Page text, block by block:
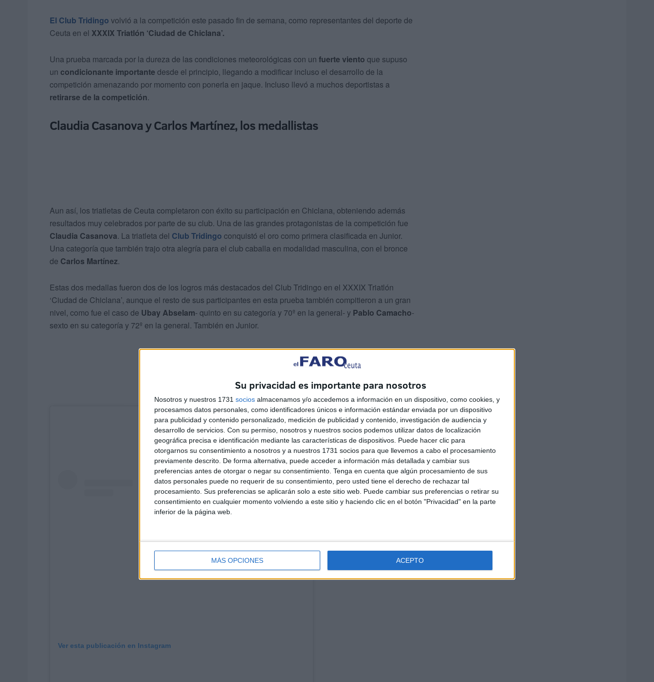
Su privacidad es importante para nosotros
Nosotros y nuestros 1731 socios almacenamos y/o accedemos a información en un dispositivo, como cookies, y
procesamos datos personales, como identificadores únicos e información estándar enviada por un dispositivo
para publicidad y contenido personalizado, medición de publicidad y contenido, investigación de audiencia y
desarrollo de servicios. Con su permiso, nosotros y nuestros socios podemos utilizar datos de localización
geográfica precisa e identificación mediante las características de dispositivos. Puede hacer clic para
otorgarnos su consentimiento a nosotros y a nuestros 1731 socios para que llevemos a cabo el procesamiento
previamente descrito. De forma alternativa, puede acceder a información más detallada y cambiar sus
preferencias antes de otorgar o negar su consentimiento. Tenga en cuenta que algún procesamiento de sus
datos personales puede no requerir de su consentimiento, pero usted tiene el derecho de rechazar tal
procesamiento. Sus preferencias se aplicarán solo a este sitio web. Puede cambiar sus preferencias o retirar su
consentimiento en cualquier momento volviendo a este sitio y haciendo clic en el botón "Privacidad" en la parte
inferior de la página web.
MÁS OPCIONES ACEPTO
El Club Tridingo volvió a la competición este pasado fin de semana, como representantes del deporte de
Ceuta en el XXXIX Triatlón ‘Ciudad de Chiclana’.
Una prueba marcada por la dureza de las condiciones meteorológicas con un fuerte viento que supuso
un condicionante importante desde el principio, llegando a modificar incluso el desarrollo de la
competición amenazando por momento con ponerla en jaque. Incluso llevó a muchos deportistas a
retirarse de la competición.
Claudia Casanova y Carlos Martínez, los medallistas
Aun así, los triatletas de Ceuta completaron con éxito su participación en Chiclana, obteniendo además
resultados muy celebrados por parte de su club. Una de las grandes protagonistas de la competición fue
Claudia Casanova. La triatleta del Club Tridingo conquistó el oro como primera clasificada en Junior.
Una categoría que también trajo otra alegría para el club caballa en modalidad masculina, con el bronce
de Carlos Martínez.
Estas dos medallas fueron dos de los logros más destacados del Club Tridingo en el XXXIX Triatlón
‘Ciudad de Chiclana’, aunque el resto de sus participantes en esta prueba también compitieron a un gran
nivel, como fue el caso de Ubay Abselam- quinto en su categoría y 70º en la general- y Pablo Camacho-
sexto en su categoría y 72º en la general. También en Junior.
Ver esta publicación en Instagram